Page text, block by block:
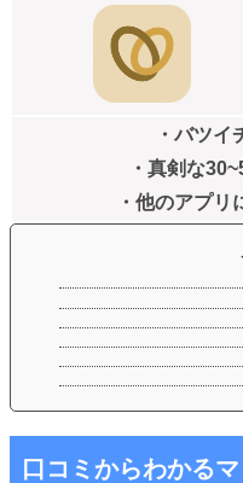
・バツイ
・真剣な
・他のアプ
口コミからわかる